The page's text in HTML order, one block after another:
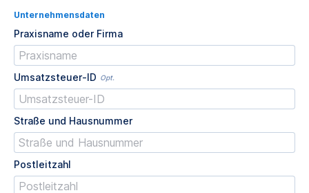
Unternehmensdaten
Praxisname oder Firma
Umsatzsteuer-ID Opt.
Straße und Hausnummer
Postleitzahl